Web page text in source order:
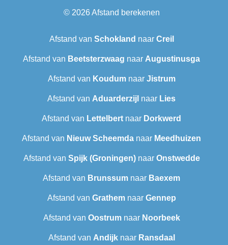
© 2026Afstand berekenen
Afstand van Schokland naar Creil
Afstand van Beetsterzwaag naar Augustinusga
Afstand van Koudumnaar Jistrum
Afstand van Aduarderzijl naar Lies
Afstand van Lettelbert naar Dorkwerd
Afstand van Nieuw Scheemda naar Meedhuizen
Afstand van Spijk (Groningen)naar Onstwedde
Afstand van Brunssum naar Baexem
Afstand van Grathemnaar Gennep
Afstand van Oostrumnaar Noorbeek
Afstand van Andijknaar Ransdaal